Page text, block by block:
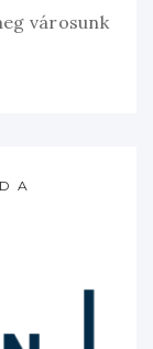
városunk
A